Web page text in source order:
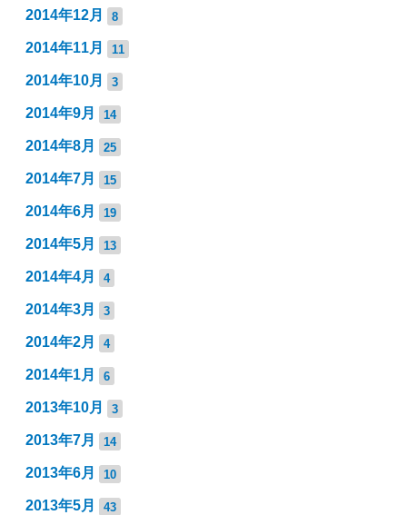
2014年12月 8
2014年11月 11
2014年10月 3
2014年9月 14
2014年8月 25
2014年7月 15
2014年6月 19
2014年5月 13
2014年4月 4
2014年3月 3
2014年2月 4
2014年1月 6
2013年10月 3
2013年7月 14
2013年6月 10
2013年5月 43